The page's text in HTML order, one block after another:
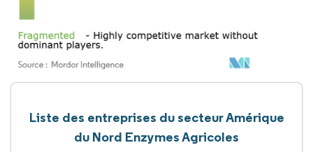
Liste des entreprises du secteur Amérique
du Nord Enzymes Agricoles